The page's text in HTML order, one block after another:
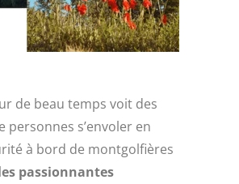
de beau temps voit des
personnes s’envoler en
à bord de montgolfières
passionnantes